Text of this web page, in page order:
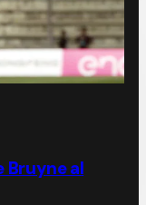
Bruyne al